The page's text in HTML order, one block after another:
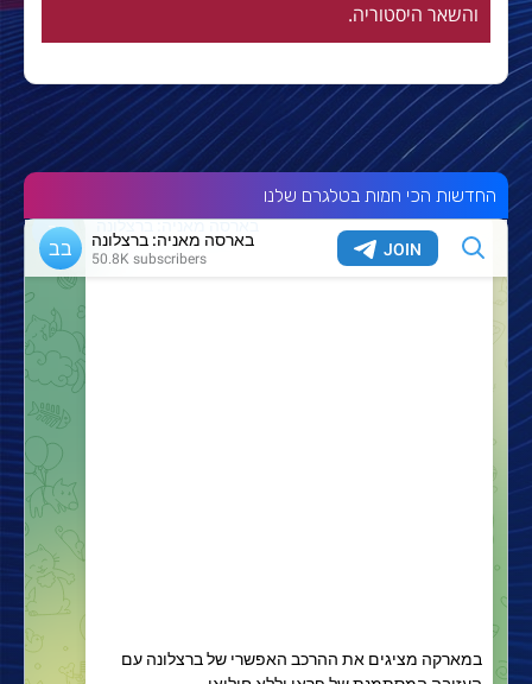
והשאר היסטוריה.
החדשות הכי חמות בטלגרם שלנו